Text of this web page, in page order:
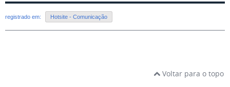
registrado em: Hotsite - Comunicação
Voltar para o topo